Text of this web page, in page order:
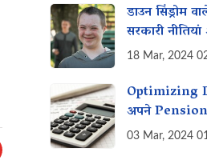
डाउन सिंड्रोम
सरकारी
18 Mar, 2024
Optimizing
अपने
उठाना
03 Mar, 2024